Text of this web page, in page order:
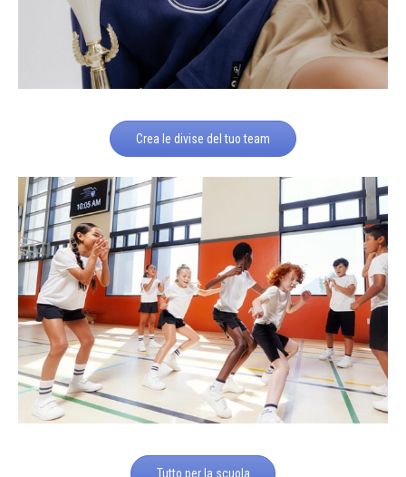
Crea le divise del tuo team
Tutto per la scuola